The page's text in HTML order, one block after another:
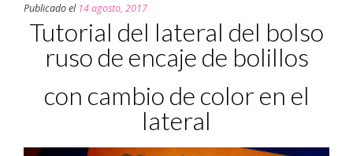
Publicado el 14 agosto, 2017
Tutorial del lateral del bolso
ruso de encaje de bolillos
con cambio de color en el
lateral